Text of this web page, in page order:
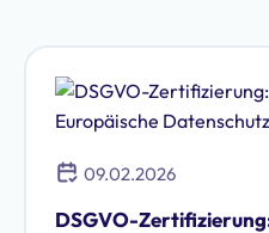
09.02.2026
DSGVO-